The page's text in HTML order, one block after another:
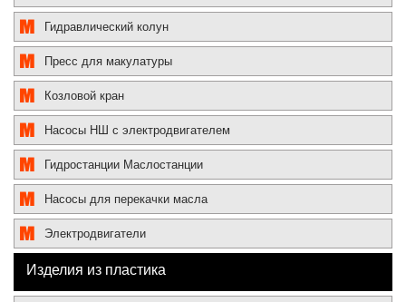
Гидравлический колун
Пресс для макулатуры
Козловой кран
Насосы НШ с электродвигателем
Гидростанции Маслостанции
Насосы для перекачки масла
Электродвигатели
Изделия из пластика